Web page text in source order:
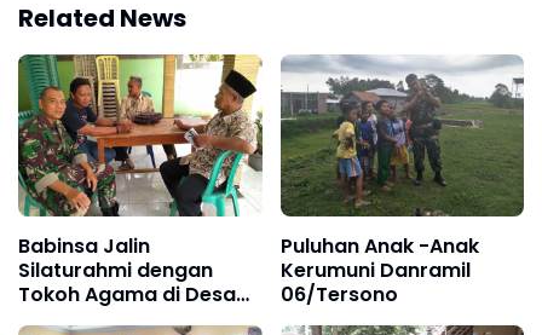
Related News
Babinsa Jalin
Silaturahmi dengan
Tokoh Agama di Desa
Binaan
Puluhan Anak -Anak
Kerumuni Danramil
06/Tersono